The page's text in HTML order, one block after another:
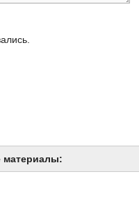
материалы: